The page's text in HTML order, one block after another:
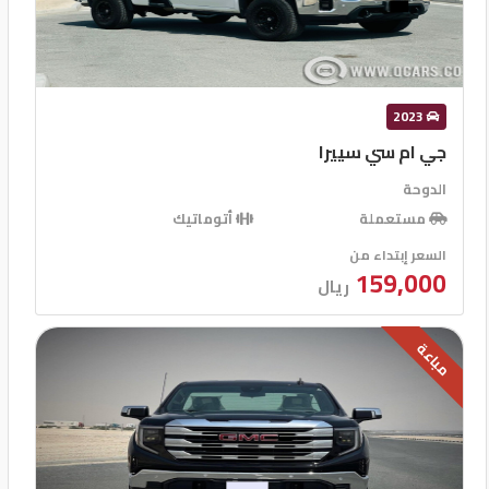
2023
جي ام سي سييرا
الدوحة
مستعملة
أتوماتيك
السعر إبتداء من
159,000 ريال
مباعة